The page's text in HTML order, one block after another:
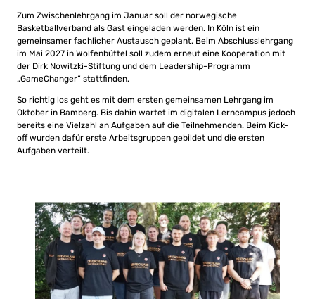
Zum Zwischenlehrgang im Januar soll der norwegische
Basketballverband als Gast eingeladen werden. In Köln ist ein
gemeinsamer fachlicher Austausch geplant. Beim Abschlusslehrgang
im Mai 2027 in Wolfenbüttel soll zudem erneut eine Kooperation mit
der Dirk Nowitzki-Stiftung und dem Leadership-Programm
„GameChanger“ stattfinden.
So richtig los geht es mit dem ersten gemeinsamen Lehrgang im
Oktober in Bamberg. Bis dahin wartet im digitalen Lerncampus jedoch
bereits eine Vielzahl an Aufgaben auf die Teilnehmenden. Beim Kick-
off wurden dafür erste Arbeitsgruppen gebildet und die ersten
Aufgaben verteilt.